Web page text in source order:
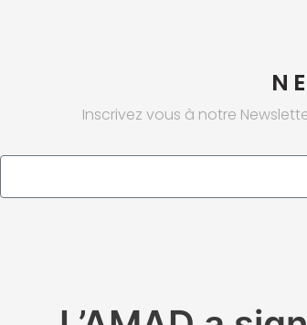
Inscrivez vous à notre
Email